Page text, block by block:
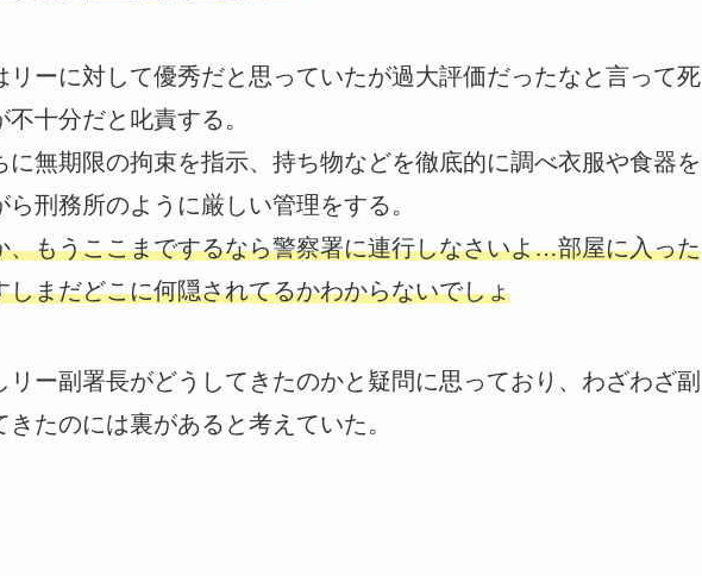
リーに対して優秀だと思っていたが過大評価だったなと言って死
十分だと叱責する。
に無期限の拘束を指示、持ち物などを徹底的に調べ衣服や食器を
刑務所のように厳しい管理をする。
、もうここまでするなら警察署に連行しなさいよ…部屋に入った
しまだどこに何隠されてるかわからないでしょ
リー副署長がどうしてきたのかと疑問に思っており、わざわざ副
たのには裏があると考えていた。